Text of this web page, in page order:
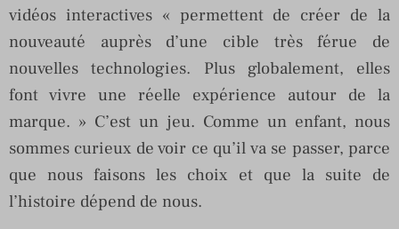
vidéos interactives « permettent de créer de la
nouveauté auprès d’une cible très férue de
nouvelles technologies. Plus globalement, elles
font vivre une réelle expérience autour de la
marque. » C’est un jeu. Comme un enfant, nous
sommes curieux de voir ce qu’il va se passer, parce
que nous faisons les choix et que la suite de
l’histoire dépend de nous.